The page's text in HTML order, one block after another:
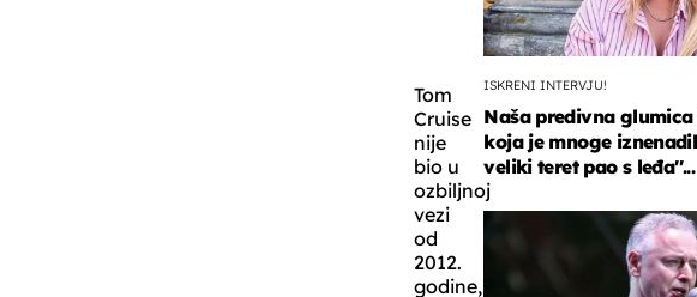
Tom
Cruise
nije
bio u
ozbiljnoj
vezi
od
2012.
godine,
ISKRENI INTERVJU!
Naša predivna
koja je mnoge
veliki teret pao s leđa''...